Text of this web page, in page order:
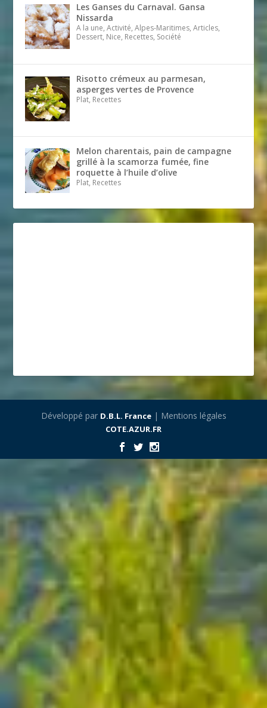
Les Ganses du Carnaval. Gansa
Nissarda
A la une, Activité, Alpes-Maritimes, Articles,
Dessert, Nice, Recettes, Société
Risotto crémeux au parmesan,
asperges vertes de Provence
Plat, Recettes
Melon charentais, pain de campagne
grillé à la scamorza fumée, fine
roquette à l’huile d’olive
Plat, Recettes
Développé par D.B.L. France| Mentions légales
COTE.AZUR.FR